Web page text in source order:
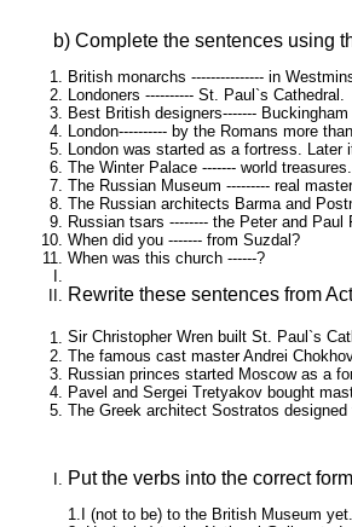
b) Complete the sentences using
British monarchs --------------- in
Londoners ---------- St. Paul`s Cathedral.
Best British designers-------
London---------- by the Romans more
London was started as a fortress. Later
The Winter Palace ------- world treasures.
The Russian Museum --------- real
The Russian architects Barma and
Russian tsars -------- the Peter and
When did you ------- from Suzdal?
When was this church ------?
Rewrite these sentences from
Sir Christopher Wren built St. Paul`s
The famous cast master Andrei
Russian princes started Moscow as a
Pavel and Sergei Tretyakov bought
The Greek architect Sostratos
Put the verbs into the correct
1.I (not to be) to the British Museum yet.